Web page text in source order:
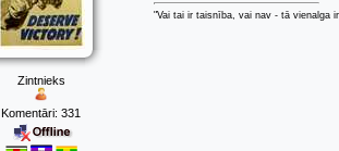
Zintnieks
Komentāri: 331
"Vai tai ir taisnība, vai nav - tā vienalga